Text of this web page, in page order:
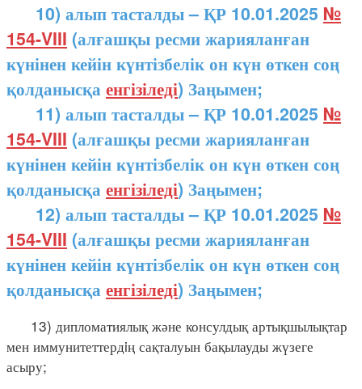
10) алып тасталды – ҚР 10.01.2025 №
154-VIII (алғашқы ресми жарияланған
күнінен кейін күнтізбелік он күн өткен соң
қолданысқа енгізіледі) Заңымен;
11) алып тасталды – ҚР 10.01.2025 №
154-VIII (алғашқы ресми жарияланған
күнінен кейін күнтізбелік он күн өткен соң
қолданысқа енгізіледі) Заңымен;
12) алып тасталды – ҚР 10.01.2025 №
154-VIII (алғашқы ресми жарияланған
күнінен кейін күнтізбелік он күн өткен соң
қолданысқа енгізіледі) Заңымен;
13) дипломатиялық және консулдық артықшылықтар
мен иммунитеттердiң сақталуын бақылауды жүзеге
асыру;